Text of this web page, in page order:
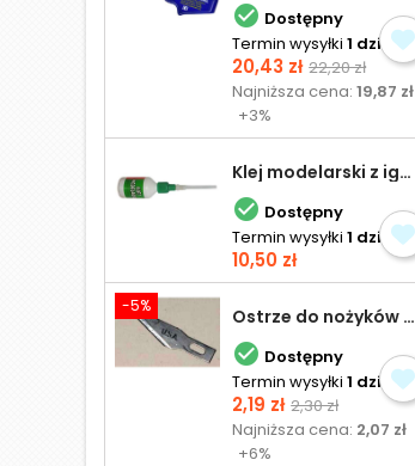
 Dostępny
Termin wysyłki 1 dzień
Cena
20,43 zł Cena
podstawowa
22,20 zł
Najniższa cena:19,87 zł
+3%
Klej modelarski z igłą 30 ml
 Dostępny
Termin wysyłki 1 dzień
Cena
10,50 zł
-5% Ostrze do nożyków Excel
 Dostępny
Termin wysyłki 1 dzień
Cena
2,19 zł Cena
podstawowa
2,30 zł
Najniższa cena: 2,07 zł
+6%